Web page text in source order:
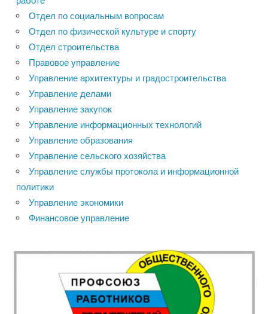
Отдел по социальным вопросам
Отдел по физической культуре и спорту
Отдел строительства
Правовое управление
Управление архитектуры и градостроительства
Управление делами
Управление закупок
Управление информационных технологий
Управление образования
Управление сельского хозяйства
Управление службы протокола и информационной
политики
Управление экономики
Финансовое управление